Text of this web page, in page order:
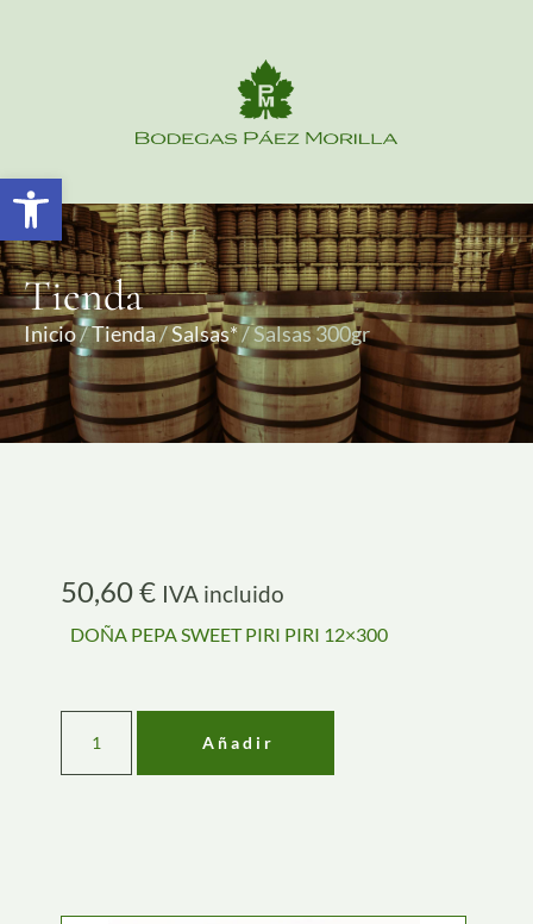
Abrir barra de herramientas
Tienda
Inicio/Tienda/Salsas*/ Salsas 300gr
50,60€ IVA incluido
DOÑA PEPA SWEET PIRI PIRI 12×300
Añadir